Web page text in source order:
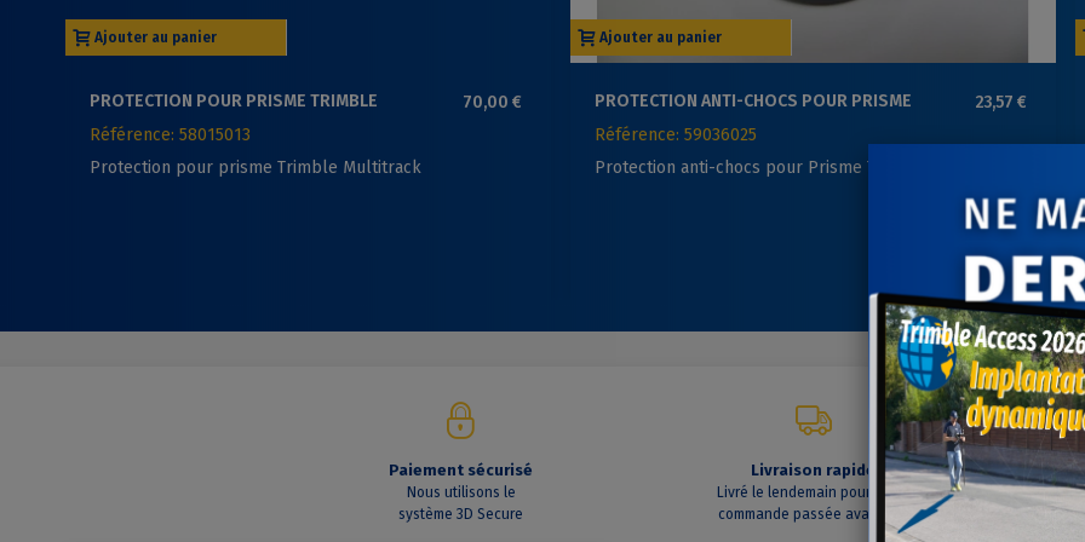
Ajouter au panier
PROTECTION POUR PRISME TRIMBLE
MULTITRACK
70,00 €
Référence: 58015013
Protection pour prisme Trimble Multitrack
Ajouter au panier
PROTECTION ANTI-CHOCS POUR PRISME
TRIMBLE MULTITRACK
23,57 €
Référence: 59036025
Protection anti-chocs pour Prisme Trimble Multitrack
Paiement sécurisé
Nous utilisons le
système 3D Secure
Livraison rapide
Livré le lendemain pour toute
commande passée avant 14h
A